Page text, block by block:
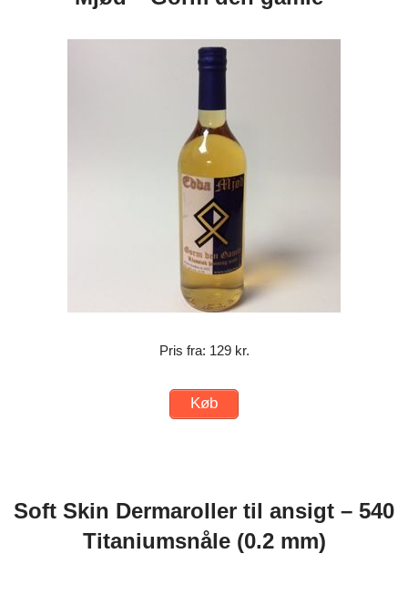
Pris fra: 129 kr.
Køb
Soft Skin Dermaroller til ansigt – 540
Titaniumsnåle (0.2 mm)